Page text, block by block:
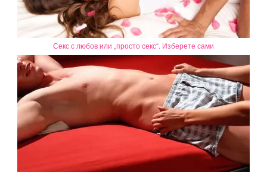
Секс с любов или „просто секс“. Изберете сами